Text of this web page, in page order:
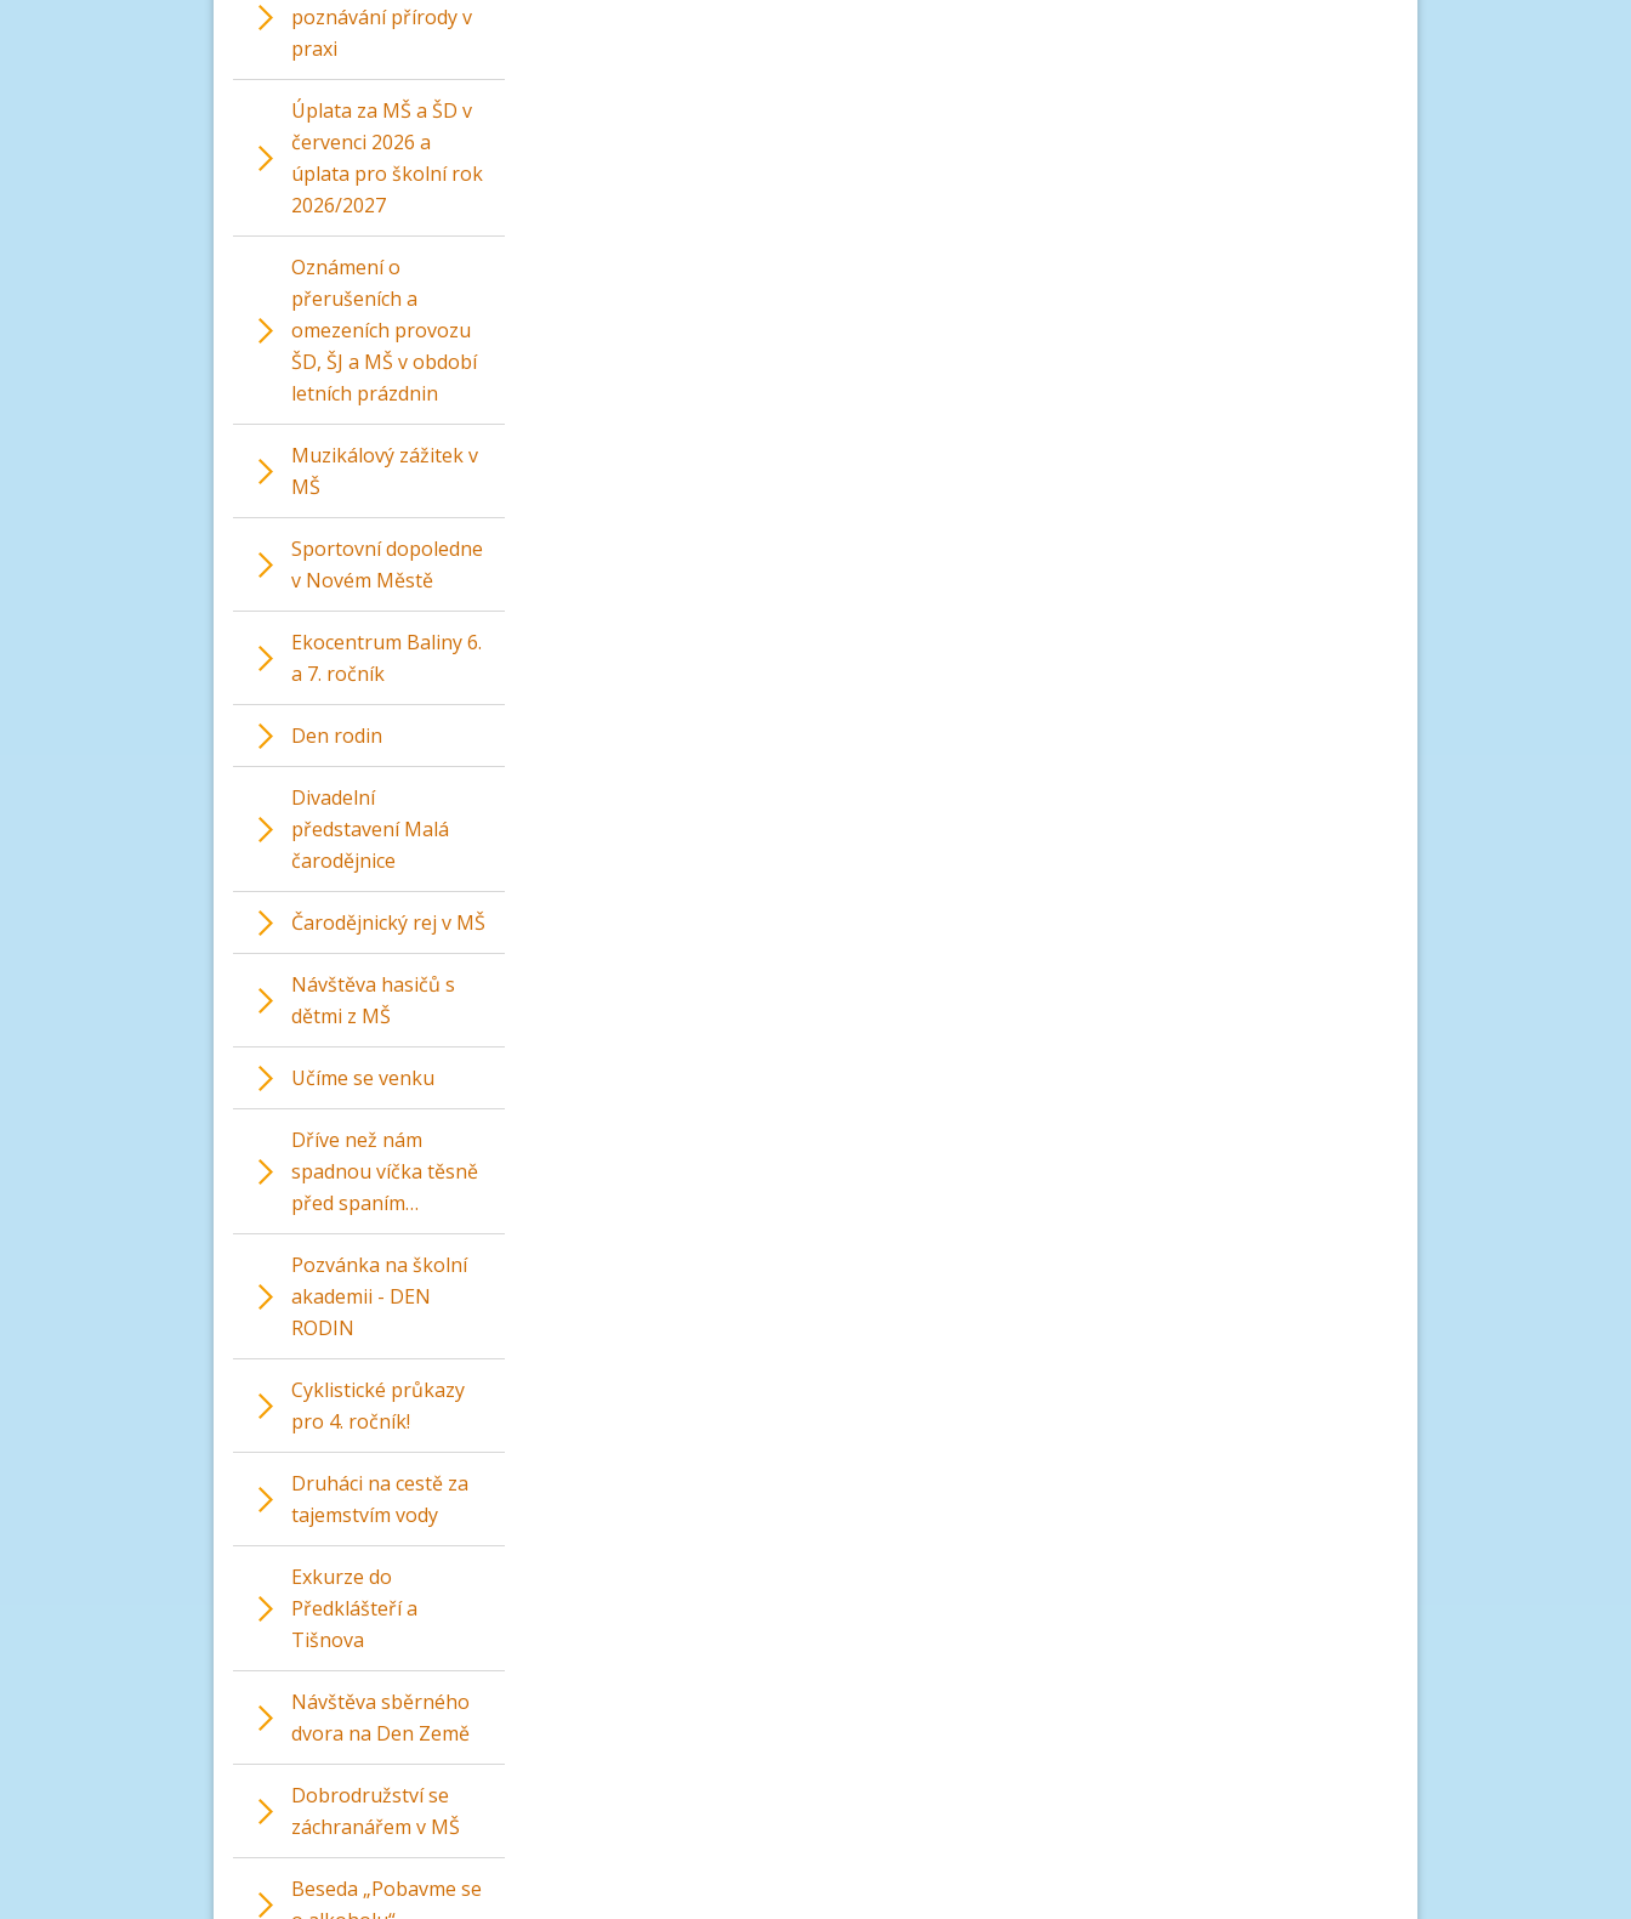
poznávání přírody v
praxi
Úplata za MŠ a ŠD v
červenci 2026 a
úplata pro školní rok
2026/2027
Oznámení o
přerušeních a
omezeních provozu
ŠD, ŠJ a MŠ v období
letních prázdnin
Muzikálový zážitek v
MŠ
Sportovní dopoledne
v Novém Městě
Ekocentrum Baliny 6.
a 7. ročník
Den rodin
Divadelní
představení Malá
čarodějnice
Čarodějnický rej v MŠ
Návštěva hasičů s
dětmi z MŠ
Učíme se venku
Dříve než nám
spadnou víčka těsně
před spaním…
Pozvánka na školní
akademii - DEN
RODIN
Cyklistické průkazy
pro 4. ročník!
Druháci na cestě za
tajemstvím vody
Exkurze do
Předklášteří a
Tišnova
Návštěva sběrného
dvora na Den Země
Dobrodružství se
záchranářem v MŠ
Beseda „Pobavme se